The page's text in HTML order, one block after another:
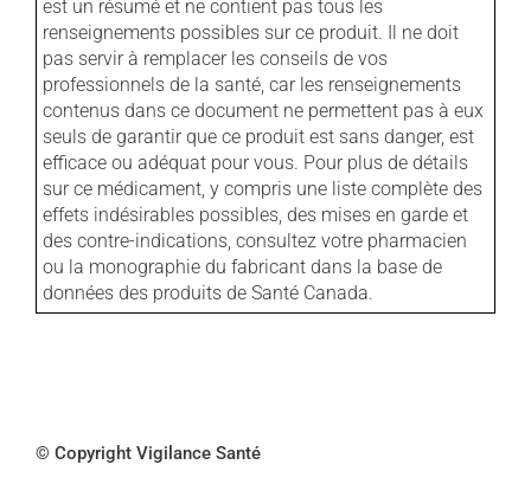
est un résumé et ne contient pas tous les
renseignements possibles sur ce produit. Il ne doit
pas servir à remplacer les conseils de vos
professionnels de la santé, car les renseignements
contenus dans ce document ne permettent pas à eux
seuls de garantir que ce produit est sans danger, est
efficace ou adéquat pour vous. Pour plus de détails
sur ce médicament, y compris une liste complète des
effets indésirables possibles, des mises en garde et
des contre-indications, consultez votre pharmacien
ou la monographie du fabricant dans la base de
données des produits de Santé Canada.
© Copyright Vigilance Santé